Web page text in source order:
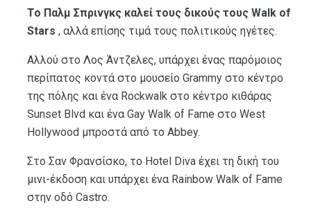
Το Παλμ Σπρινγκς καλεί τους δικούς τους Walk of
Stars , αλλά επίσης τιμά τους πολιτικούς ηγέτες.
Αλλού στο Λος Άντζελες, υπάρχει ένας παρόμοιος
περίπατος κοντά στο μουσείο Grammy στο κέντρο
της πόλης και ένα Rockwalk στο κέντρο κιθάρας
Sunset Blvd και ένα Gay Walk of Fame στο West
Hollywood μπροστά από το Abbey.
Στο Σαν Φρανσίσκο, το Hotel Diva έχει τη δική του
μινι-έκδοση και υπάρχει ένα Rainbow Walk of Fame
στην οδό Castro.